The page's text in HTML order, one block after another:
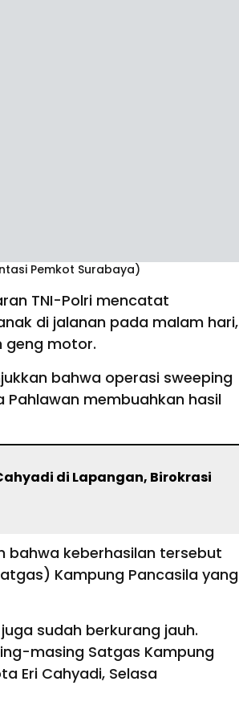
Pemkot Surabaya)
TNI-Polri mencatat
di jalanan pada malam hari,
geng motor.
bahwa operasi sweeping
membuahkan hasil
di Lapangan, Birokrasi
bahwa keberhasilan tersebut
Kampung Pancasila yang
sudah berkurang jauh.
masing Satgas Kampung
Eri Cahyadi, Selasa